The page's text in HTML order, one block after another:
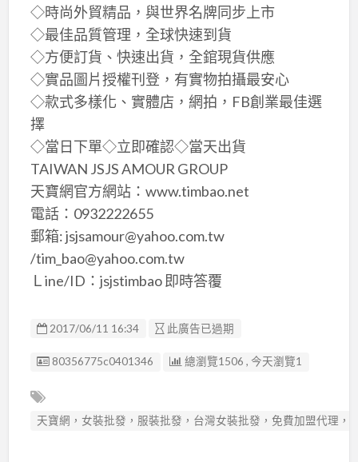
◇時尚外貿精品，與世界名牌同步上市
◇最佳品質管理，全球快速到貨
◇方便訂貨、快速出貨，全錧現貨供應
◇實品圖片授權刊登，有實物拍攝最安心
◇款式多樣化、實體店，網拍，FB創業最佳選
擇
◇當日下單◇立即確認◇當天出貨
TAIWAN JSJS AMOUR GROUP
天寶網官方網站：www.timbao.net
電話：0932222655
郵箱: jsjsamour@yahoo.com.tw
/tim_bao@yahoo.com.tw
Ｌine/ID：jsjstimbao 即時答覆
2017/06/11 16:34 此廣告已過期
廣告编號
80356775c0401346 總瀏覽1506 , 今天瀏覽1
天寶網，女裝批發，服裝批發，台灣女裝批發，免費加盟代理